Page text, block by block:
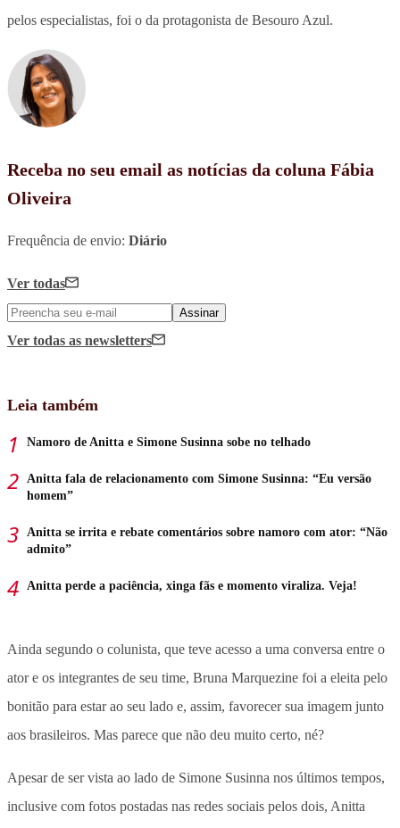
pelos especialistas, foi o da protagonista de Besouro Azul.
Receba no seu email as notícias da coluna Fábia
Oliveira
Frequência de envio: Diário
Ver todas
Assinar
Ver todas as newsletters
Leia também
Namoro de Anitta e Simone Susinna sobe no telhado
Anitta fala de relacionamento com Simone Susinna: “Eu versão
homem”
Anitta se irrita e rebate comentários sobre namoro com ator: “Não
admito”
Anitta perde a paciência, xinga fãs e momento viraliza. Veja!
Ainda segundo o colunista, que teve acesso a uma conversa entre o
ator e os integrantes de seu time, Bruna Marquezine foi a eleita pelo
bonitão para estar ao seu lado e, assim, favorecer sua imagem junto
aos brasileiros. Mas parece que não deu muito certo, né?
Apesar de ser vista ao lado de Simone Susinna nos últimos tempos,
inclusive com fotos postadas nas redes sociais pelos dois, Anitta